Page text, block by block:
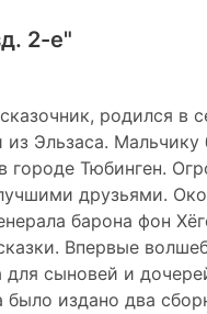
2-е"
родился в
Эльзаса. Мальчику
Тюбинген.
друзьями.
барона фон
Впервые
сыновей и
издано два